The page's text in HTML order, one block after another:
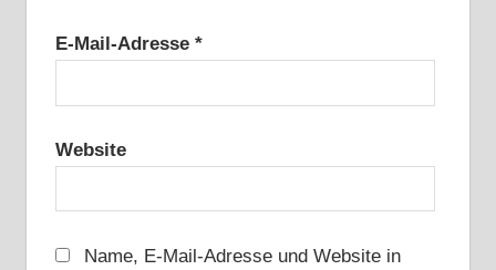
E-Mail-Adresse *
Website
Name, E-Mail-Adresse und Website in